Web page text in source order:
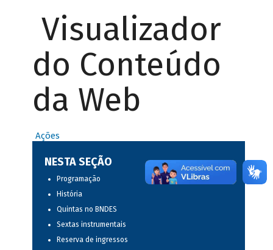
Visualizador
do Conteúdo
da Web
Ações
NESTA SEÇÃO
Programação
História
Quintas no BNDES
Sextas instrumentais
Reserva de ingressos